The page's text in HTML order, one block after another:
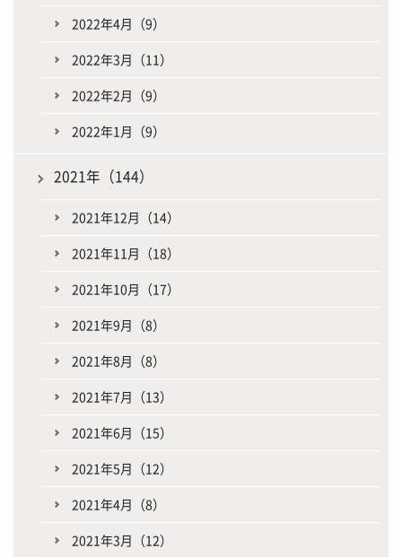
2022年4月（9）
2022年3月（11）
2022年2月（9）
2022年1月（9）
2021年（144）
2021年12月（14）
2021年11月（18）
2021年10月（17）
2021年9月（8）
2021年8月（8）
2021年7月（13）
2021年6月（15）
2021年5月（12）
2021年4月（8）
2021年3月（12）